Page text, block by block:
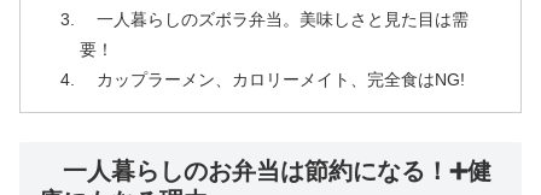
一人暮らしのズボラ弁当。美味しさと見た目は需
要！
カップラーメン、カロリーメイト、完全食はNG!
一人暮らしのお弁当は節約になる！➕健